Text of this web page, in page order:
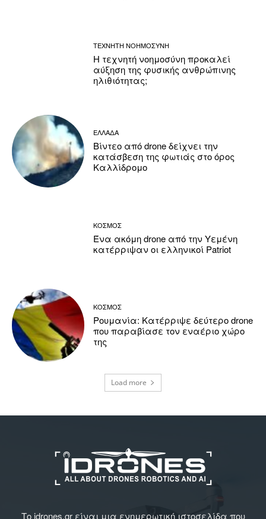
ΤΕΧΝΗΤΗ ΝΟΗΜΟΣΥΝΗ
Η τεχνητή νοημοσύνη προκαλεί
αύξηση της φυσικής ανθρώπινης
ηλιθιότητας;
ΕΛΛΑΔΑ
Βίντεο από drone δείχνει την
κατάσβεση της φωτιάς στο όρος
Καλλίδρομο
ΚΟΣΜΟΣ
Ένα ακόμη drone από την Υεμένη
κατέρριψαν οι ελληνικοί Patriot
ΚΟΣΜΟΣ
Ρουμανία: Κατέρριψε δεύτερο drone
που παραβίασε τον εναέριο χώρο
της
Load more
Το idrones.gr είναι μια ενημερωτική ιστοσελίδα που